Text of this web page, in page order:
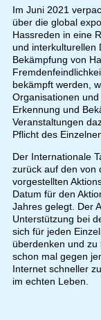
Im Juni 2021
über die global
Hassreden in eine
und interkulturellen
Bekämpfung von
bekämpft werden,
Organisationen
Erkennung und
Veranstaltungen
Pflicht des
Der Internationale
zurück auf den von
vorgestellten
Datum für den
Jahres gelegt. Der
Unterstützung bei
sich für jeden
überdenken und
schon mal gegen
Internet schneller
im echten Leben.